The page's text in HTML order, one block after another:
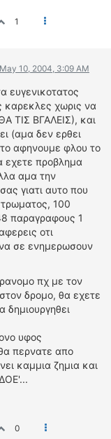
1
May 10, 2004, 3:09 AM
ευγενικοτατος
καρεκλες χωρις να
ΤΙΣ ΒΓΑΛΕΙΣ), και
(αμα δεν ερθει
αφηνουμε φλου το
εχετε προβλημα
αμα την
γιατι αυτο που
100
παραγραφους 1
οτι
να σε ενημερωσουν
πχ με τον
δρομο, θα εχετε
υφος
περνατε απο
καμμια ζημια και
0